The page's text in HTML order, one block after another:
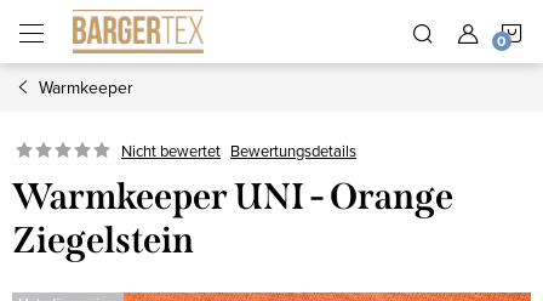
Inhalt
springen
Warmkeeper
Nicht bewertet Bewertungsdetails
Warmkeeper UNI - Orange
Ziegelstein